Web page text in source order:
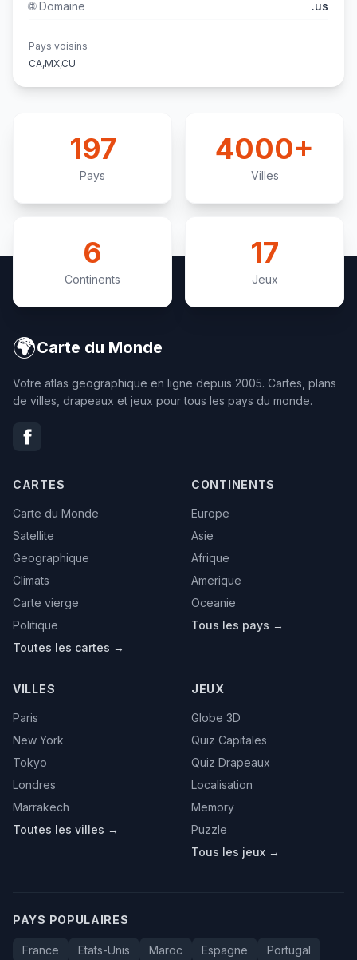
🌐Domaine .us
Pays voisins
CA,MX,CU
197
Pays
4000+
Villes
6
Continents
17
Jeux
🌍Carte du Monde
Votre atlas geographique en ligne depuis 2005. Cartes, plans
de villes, drapeaux et jeux pour tous les pays du monde.
CARTES
Carte du Monde
Satellite
Geographique
Climats
Carte vierge
Politique
Toutes les cartes →
CONTINENTS
Europe
Asie
Afrique
Amerique
Oceanie
Tous les pays →
VILLES
Paris
New York
Tokyo
Londres
Marrakech
Toutes les villes →
JEUX
Globe 3D
Quiz Capitales
Quiz Drapeaux
Localisation
Memory
Puzzle
Tous les jeux →
PAYS POPULAIRES
France Etats-Unis Maroc Espagne Portugal